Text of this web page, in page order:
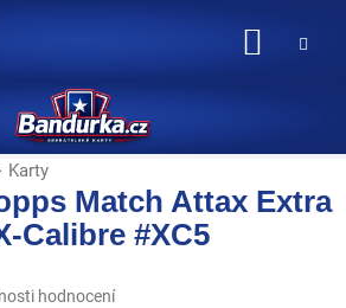
Karty
Match Attax Extra
Calibre #XC5
hodnocení